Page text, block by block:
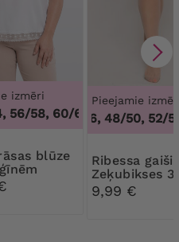
izmēri
56/58, 60/62 48/50, 52/54,
Pieejamie
44/46, 48/50, 52/
Ribessa gaiši bēšas
Zeķubikses
DEN
9,99 €